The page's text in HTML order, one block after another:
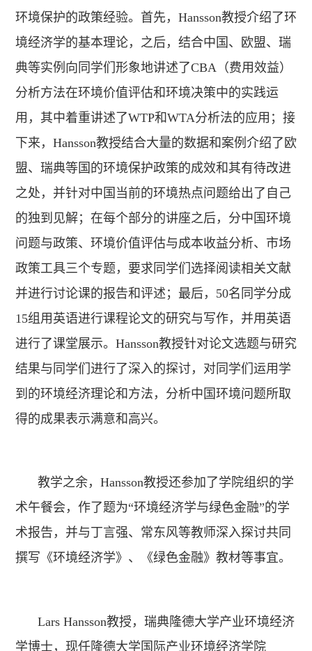
环境保护的政策经验。首先，Hansson教授介绍了环
境经济学的基本理论，之后，结合中国、欧盟、瑞
典等实例向同学们形象地讲述了CBA（费用效益）
分析方法在环境价值评估和环境决策中的实践运
用，其中着重讲述了WTP和WTA分析法的应用；接
下来，Hansson教授结合大量的数据和案例介绍了欧
盟、瑞典等国的环境保护政策的成效和其有待改进
之处，并针对中国当前的环境热点问题给出了自己
的独到见解；在每个部分的讲座之后，分中国环境
问题与政策、环境价值评估与成本收益分析、市场
政策工具三个专题，要求同学们选择阅读相关文献
并进行讨论课的报告和评述；最后，50名同学分成
15组用英语进行课程论文的研究与写作，并用英语
进行了课堂展示。Hansson教授针对论文选题与研究
结果与同学们进行了深入的探讨，对同学们运用学
到的环境经济理论和方法，分析中国环境问题所取
得的成果表示满意和高兴。
教学之余，Hansson教授还参加了学院组织的学
术午餐会，作了题为“环境经济学与绿色金融”的学
术报告，并与丁言强、常东风等教师深入探讨共同
撰写《环境经济学》、《绿色金融》教材等事宜。
Lars Hansson教授，瑞典隆德大学产业环境经济
学博士，现任隆德大学国际产业环境经济学院